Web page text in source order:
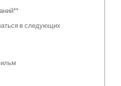
в следующих